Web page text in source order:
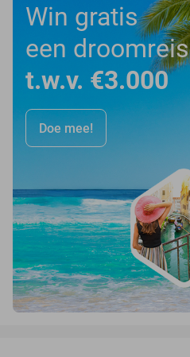
Win gratis
een droomreis
t.w.v. €3.000
Doe mee!